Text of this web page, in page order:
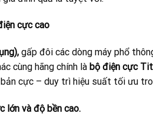
cực cao
gấp đôi các dòng máy phổ
cùng hãng chính là bộ điện cực
bản cực – duy trì hiệu suất tối ưu
lớn và độ bền cao.